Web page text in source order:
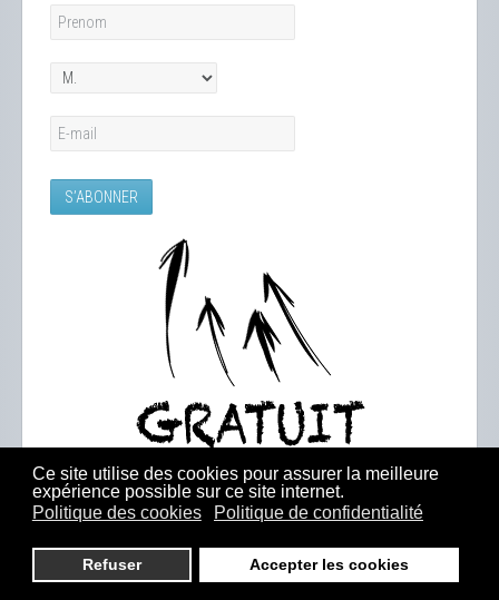
Ce site utilise des cookies pour assurer la meilleure
expérience possible sur ce site internet.
Politique des cookies
Politique de confidentialité
Refuser Accepter les cookies